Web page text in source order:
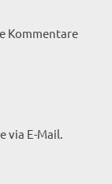
Kommentare
via E-Mail.